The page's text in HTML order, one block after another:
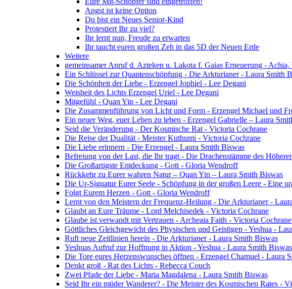
Angst ist keine Option
Du bist ein Neues Senior-Kind
Protestiert Ihr zu viel?
Ihr lernt nun, Freude zu erwarten
Ihr taucht euren großen Zeh in das 5D der Neuen Erde
Weitere
gemeinsamer Anruf d. Azteken u. Lakota f. Gaias Erneuerung -
Ein Schlüssel zur Quantenschöpfung - Die Arkturianer - Laura Smith
Die Schönheit der Liebe - Erzengel Jophiel - Lee Degani
Weisheit des Lichts Erzengel Uriel - Lee Degani
Mitgefühl - Quan Yin - Lee Degani
Die Zusammenführung von Licht und Form - Erzengel Michael und
Ein neuer Weg, euer Leben zu leben - Erzengel Gabrielle – Laura
Seid die Veränderung - Der Kosmische Rat - Victoria Cochrane
Die Reise der Dualität - Meister Kuthumi - Victoria Cochrane
Die Liebe erinnern - Die Erzengel - Laura Smith Biswas
Befreiung von der Last, die Ihr tragt - Die Drachenstämme des
Die Großartigste Entdeckung - Gott - Gloria Wendroff
Rückkehr zu Eurer wahren Natur – Quan Yin – Laura Smith Biswas
Die Ur-Signatur Eurer Seele - Schöpfung in der großen Leere - Eine
Folgt Eurem Herzen - Gott - Gloria Wendroff
Lernt von den Meistern der Frequenz-Heilung - Die Arkturianer -
Glaubt an Eure Träume - Lord Melchisedek - Victoria Cochrane
Glaube ist verwandt mit Vertrauen - Archeaia Faith - Victoria Cochrane
Göttliches Gleichgewicht des Physischen und Geistigen - Yeshua -
Ruft neue Zeitlinien herein - Die Arkturianer - Laura Smith Biswas
Yeshuas Aufruf zur Hoffnung in Aktion - Yeshua - Laura Smith Biswas
Die Tore eures Herzenswunsches öffnen - Erzengel Chamuel - Laura
Denkt groß - Rat des Lichts - Rebecca Couch
Zwei Pfade der Liebe - Maria Magdalena - Laura Smith Biswas
Seid Ihr ein müder Wanderer? - Die Meister des Kosmischen Rates -